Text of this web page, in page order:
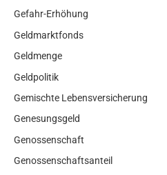
Gefahr-Erhöhung
Geldmarktfonds
Geldmenge
Geldpolitik
Gemischte Lebensversicherung
Genesungsgeld
Genossenschaft
Genossenschaftsanteil